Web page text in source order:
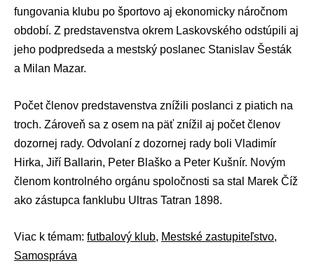
fungovania klubu po športovo aj ekonomicky náročnom
období. Z predstavenstva okrem Laskovského odstúpili aj
jeho podpredseda a mestský poslanec Stanislav Šesták
a Milan Mazar.
Počet členov predstavenstva znížili poslanci z piatich na
troch. Zároveň sa z osem na päť znížil aj počet členov
dozornej rady. Odvolaní z dozornej rady boli Vladimír
Hirka, Jiří Ballarin, Peter Blaško a Peter Kušnír. Novým
členom kontrolného orgánu spoločnosti sa stal Marek Číž
ako zástupca fanklubu Ultras Tatran 1898.
Viac k témam: futbalový klub, Mestské zastupiteľstvo,
Samospráva